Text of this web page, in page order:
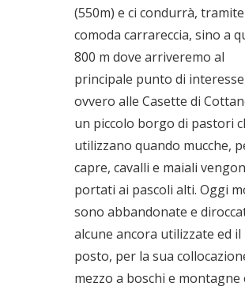
Il 26/09/2021
(550m) e ci condurrà,
comoda carrareccia, sino a
800 m dove arriveremo al
principale punto di
ovvero alle Casette di
un piccolo borgo di pastori
utilizzano quando mucche,
capre, cavalli e maiali
portati ai pascoli alti. Oggi
sono abbandonate e
alcune ancora utilizzate ed il
posto, per la sua
mezzo a boschi e montagne